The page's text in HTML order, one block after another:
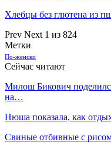
Хлебцы без глютена из
Prev Next 1 из 824
Метки
По-женски
Сейчас читают
Милош Бикович
на…
Нюша показала, как
Свиные отбивные с